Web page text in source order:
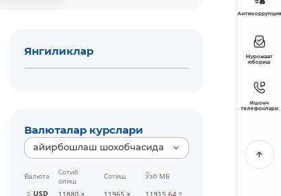
Янгиликлар
Валюталар курслари
айирбошлаш шохобчасида
Валюта
Сотиб
олиш
Сотиш
Ўзб МБ
USD
11880 11965
11915.64
Антикоррупция
Мурожаат
юбориш
Ишонч
телефонлари